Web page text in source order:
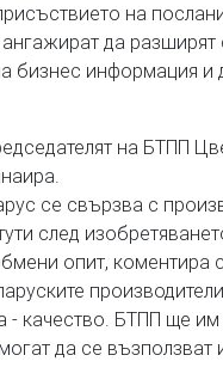
на
да разширят
бизнес информация и
на БТПП
се свързва с
след
опит, коментира
качество. БТПП ще
да се